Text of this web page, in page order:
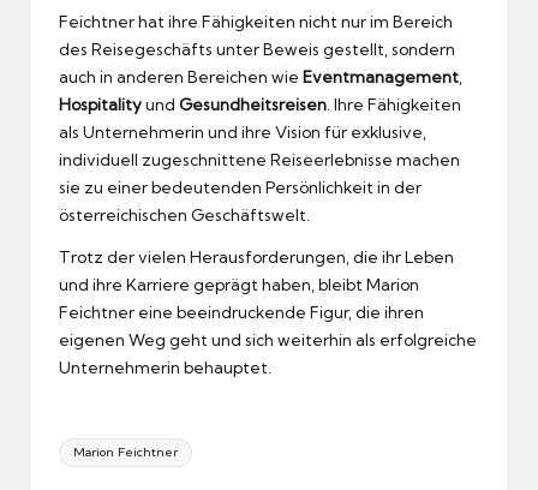
Feichtner hat ihre Fähigkeiten nicht nur im Bereich
des Reisegeschäfts unter Beweis gestellt, sondern
auch in anderen Bereichen wie Eventmanagement,
Hospitalityund Gesundheitsreisen. Ihre Fähigkeiten
als Unternehmerin und ihre Vision für exklusive,
individuell zugeschnittene Reiseerlebnisse machen
sie zu einer bedeutenden Persönlichkeit in der
österreichischen Geschäftswelt.
Trotz der vielen Herausforderungen, die ihr Leben
und ihre Karriere geprägt haben, bleibt Marion
Feichtner eine beeindruckende Figur, die ihren
eigenen Weg geht und sich weiterhin als erfolgreiche
Unternehmerin behauptet.
Tags:
Marion Feichtner